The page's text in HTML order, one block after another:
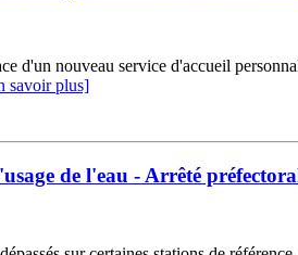
d'un nouveau service d'accueil
savoir plus]
de l'eau - Arrêté